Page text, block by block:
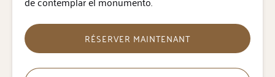
RÉSERVER MAINTENANT